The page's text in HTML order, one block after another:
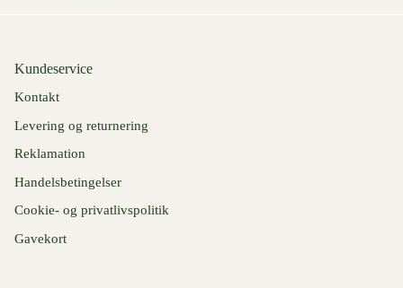
Kundeservice
Kontakt
Levering og returnering
Reklamation
Handelsbetingelser
Cookie- og privatlivspolitik
Gavekort